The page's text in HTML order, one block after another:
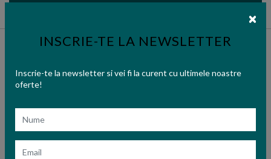
INSCRIE-TE LA NEWSLETTER
Inscrie-te la newsletter si vei fi la curent cu ultimele noastre
oferte!
ADAUGA IN COS